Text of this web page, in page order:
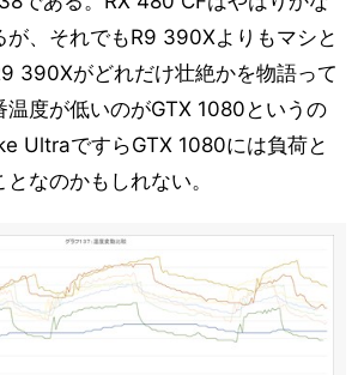
が、それでもR9 390Xよりもマシと
390Xがどれだけ壮絶かを物語って
温度が低いのがGTX 1080というの
UltraですらGTX 1080には負荷と
なのかもしれない。